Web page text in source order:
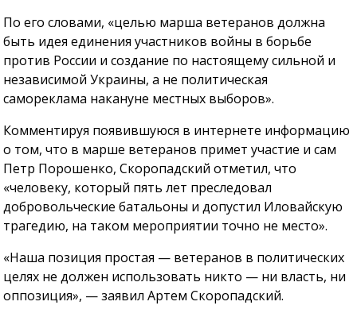
По его словами, «целью марша ветеранов должна
быть идея единения участников войны в борьбе
против России и создание по настоящему сильной и
независимой Украины, а не политическая
самореклама накануне местных выборов».
Комментируя появившуюся в интернете информацию
о том, что в марше ветеранов примет участие и сам
Петр Порошенко, Скоропадский отметил, что
«человеку, который пять лет преследовал
добровольческие батальоны и допустил Иловайскую
трагедию, на таком мероприятии точно не место».
«Наша позиция простая — ветеранов в политических
целях не должен использовать никто — ни власть, ни
оппозиция», — заявил Артем Скоропадский.